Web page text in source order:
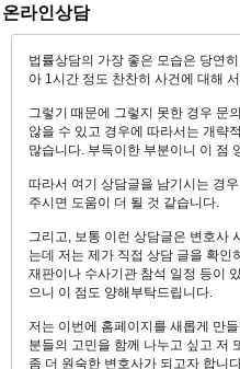
온라인상담
법률상담의 가장 좋은 모습은 당연
아 1시간 정도 찬찬히 사건에 대해
그렇기 때문에 그렇지 못한 경우 문
않을 수 있고 경우에 따라서는 개략
많습니다. 부득이한 부분이니 이 점
따라서 여기 상담글을 남기시는 경
주시면 도움이 더 될 것 같습니다.
그리고, 보통 이런 상담글은 변호사
는데 저는 제가 직접 상담 글을 확
재판이나 수사기관 참석 일정 등이
으니 이 점도 양해부탁드립니다.
저는 이번에 홈페이지를 새롭게 만
분들의 고민을 함께 나누고 싶고 저
좀 더 원숙한 변호사가 되고자 합니